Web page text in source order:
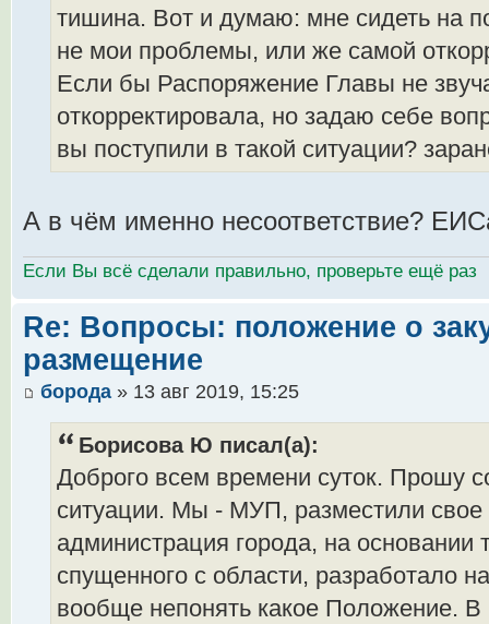
тишина. Вот и думаю: мне сидеть на
не мои проблемы, или же самой
Если бы Распоряжение Главы не
откорректировала, но задаю себе
вы поступили в такой ситуации?
А в чём именно несоответствие?
Если Вы всё сделали правильно, проверьте ещё раз
Re: Вопросы: положение о
размещение
борода » 13 авг 2019, 15:25
Борисова Ю писал(а):
Доброго всем времени суток. Прошу
ситуации. Мы - МУП, разместили
администрация города, на основании
спущенного с области, разработало
вообще непонять какое Положение. В